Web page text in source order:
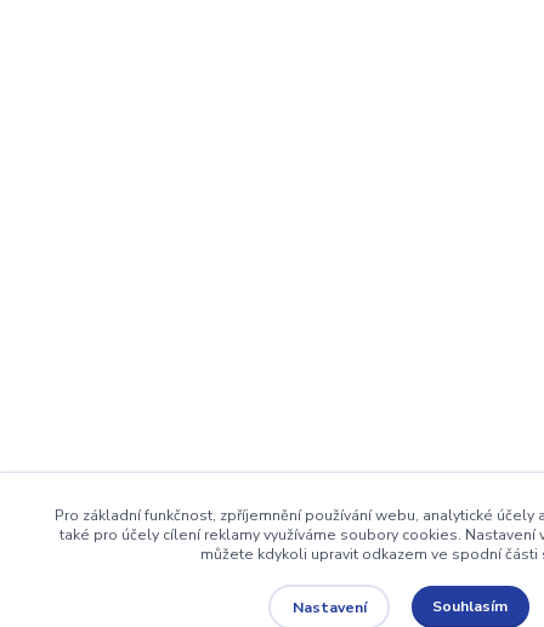
Pro základní funkčnost, zpříjemnění používání webu, analytické
také pro účely cílení reklamy využíváme soubory cookies.
můžete kdykoli upravit odkazem ve spodní části
Nastavení Souhlasím